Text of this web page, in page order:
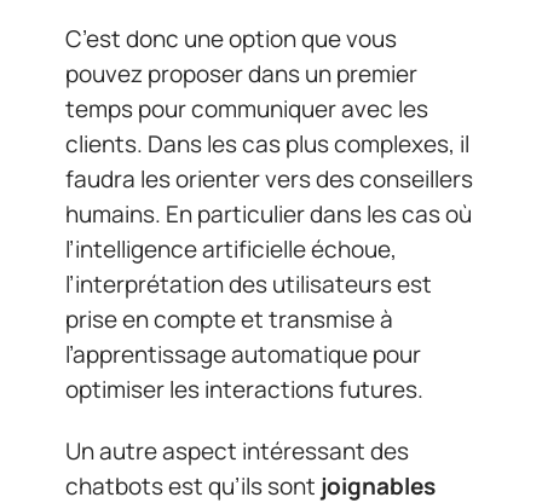
C’est donc une option que vous
pouvez proposer dans un premier
temps pour communiquer avec les
clients. Dans les cas plus complexes, il
faudra les orienter vers des conseillers
humains. En particulier dans les cas où
l’intelligence artificielle échoue,
l’interprétation des utilisateurs est
prise en compte et transmise à
l’apprentissage automatique pour
optimiser les interactions futures.
Un autre aspect intéressant des
chatbots est qu’ils sont joignables